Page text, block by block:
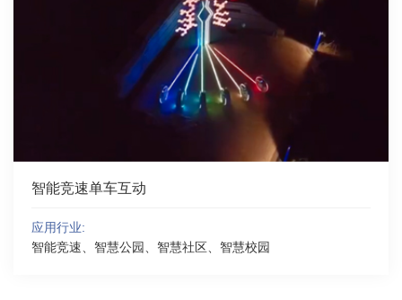
智能竞速单车互动
应用行业:
智能竞速、智慧公园、智慧社区、智慧校园